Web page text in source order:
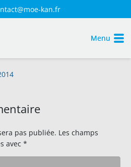
kan.fr
Menu
pas publiée. Les champs
avec *